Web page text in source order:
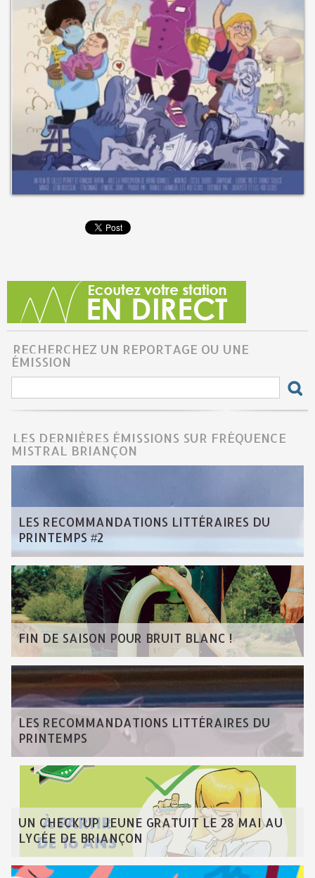
RECHERCHEZ UN REPORTAGE OU UNE
ÉMISSION
LES DERNIÈRES ÉMISSIONS SUR FRÉQUENCE
MISTRAL BRIANÇON
LES RECOMMANDATIONS LITTÉRAIRES DU
PRINTEMPS #2
FIN DE SAISON POUR BRUIT BLANC !
LES RECOMMANDATIONS LITTÉRAIRES DU
PRINTEMPS
UN CHECK'UP JEUNE GRATUIT LE 28 MAI AU
LYCÉE DE BRIANÇON